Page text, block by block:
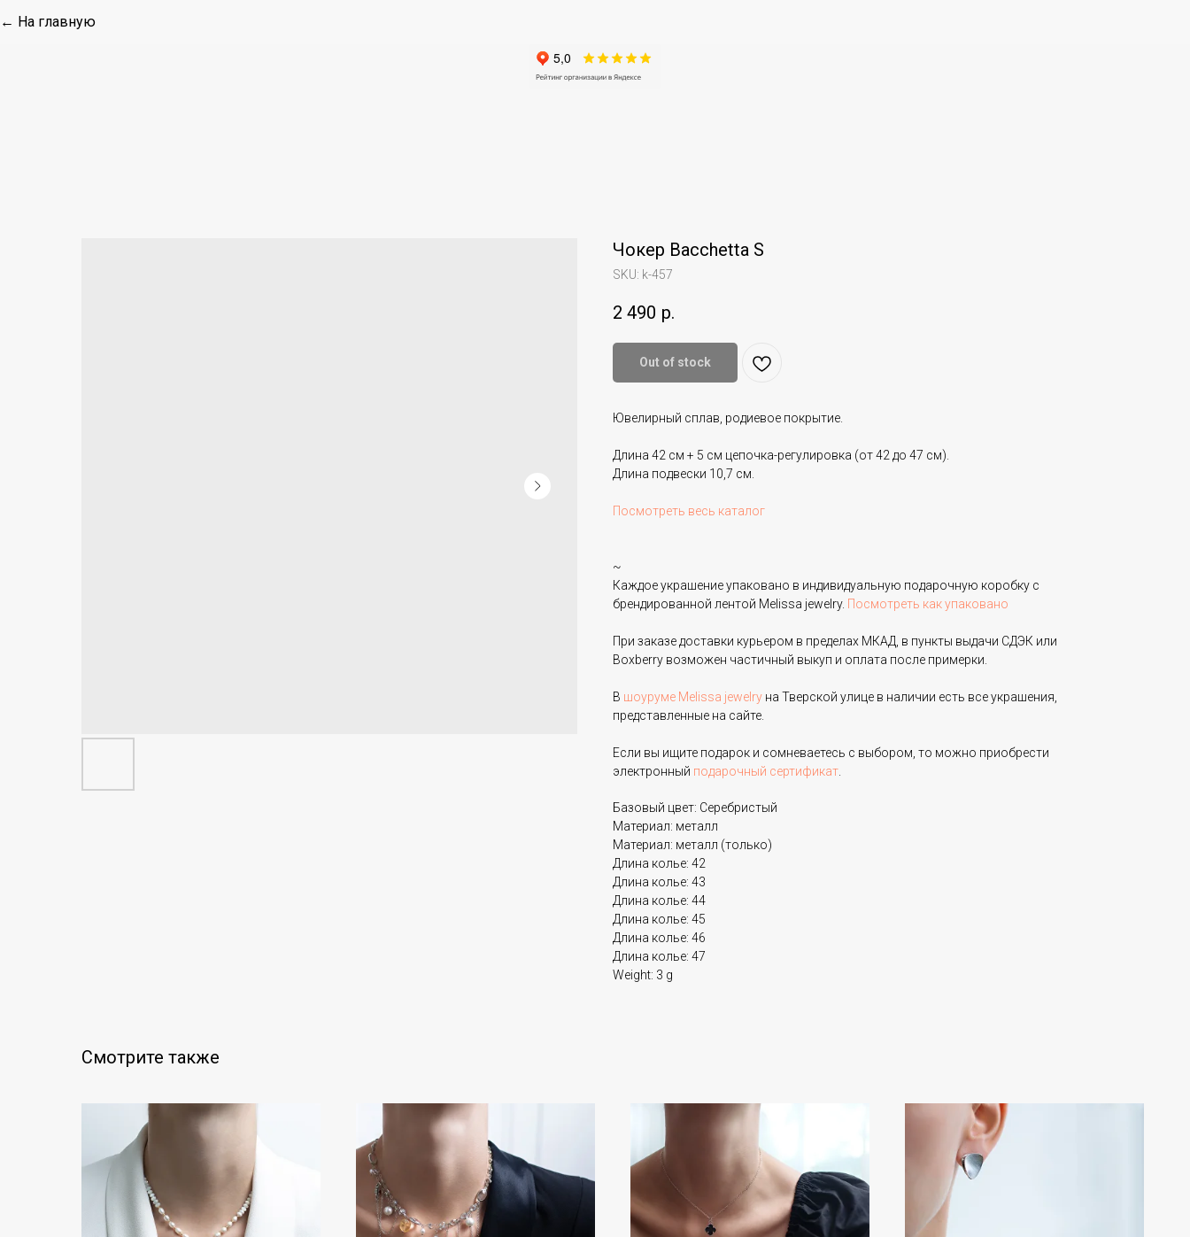
← На главную
Чокер Bacchetta S
SKU: k-457
2 490 р.
Out of stock
Ювелирный сплав, родиевое покрытие.
Длина 42 см + 5 см цепочка-регулировка (от 42 до 47 см).
Длина подвески 10,7 см.
Посмотреть весь каталог
~
Каждое украшение упаковано в индивидуальную подарочную коробку с
брендированной лентой Melissa jewelry. Посмотреть как упаковано
При заказе доставки курьером в пределах МКАД, в пункты выдачи СДЭК или
Boxberry возможен частичный выкуп и оплата после примерки.
В шоуруме Melissa jewelry на Тверской улице в наличии есть все украшения,
представленные на сайте.
Если вы ищите подарок и сомневаетесь с выбором, то можно приобрести
электронный подарочный сертификат.
Базовый цвет: Серебристый
Материал: металл
Материал: металл (только)
Длина колье: 42
Длина колье: 43
Длина колье: 44
Длина колье: 45
Длина колье: 46
Длина колье: 47
Weight: 3 g
Смотрите также